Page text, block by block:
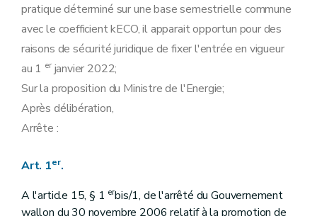
pratique déterminé sur une base semestrielle commune
avec le coefficient kECO, il apparait opportun pour des
raisons de sécurité juridique de fixer l'entrée en vigueur
au 1 erjanvier 2022;
Sur la proposition du Ministre de l'Energie;
Après délibération,
Arrête :
Art. 1er.
A l'article 15, § 1 erbis/1, de l'arrêté du Gouvernement
wallon du 30 novembre 2006 relatif à la promotion de